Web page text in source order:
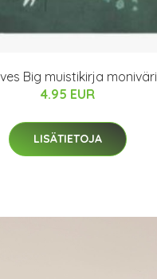
Big muistikirja moniväri
4.95 EUR
LISÄTIETOJA